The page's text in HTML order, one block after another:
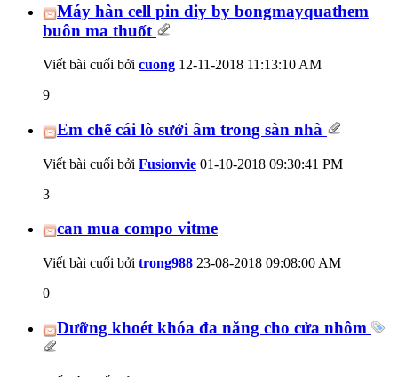
Máy hàn cell pin diy by bongmayquathem
buôn ma thuốt
Viết bài cuối bởi cuong 12-11-2018 11:13:10 AM
9
Em chế cái lò sưởi âm trong sàn nhà
Viết bài cuối bởi Fusionvie 01-10-2018 09:30:41 PM
3
can mua compo vitme
Viết bài cuối bởi trong988 23-08-2018 09:08:00 AM
0
Dưỡng khoét khóa đa năng cho cửa nhôm